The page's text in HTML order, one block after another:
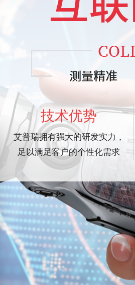
技术优势
艾普瑞拥有强大的研发实力，
足以满足客户的个性化需求